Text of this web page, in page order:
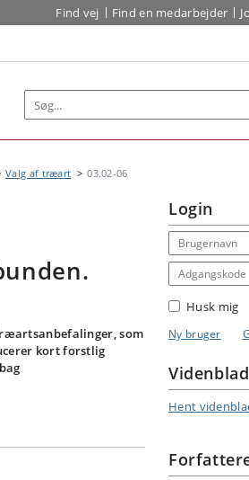
Find vej Find en medarbejder
Valg af træart 03.02-06
som
kort forstlig
Login
Email address
Adgangskode
Husk mig
Ny bruger
Hent